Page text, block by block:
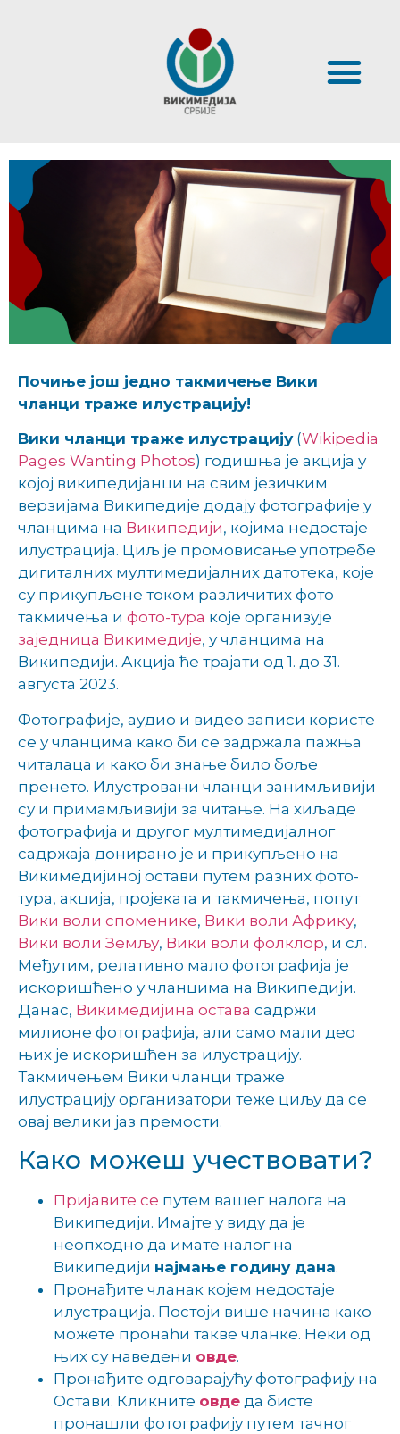
Почиње још једно такмичење Вики
чланци траже илустрацију!
Вики чланци траже илустрацију(Wikipedia
Pages Wanting Photos) годишња је акција у
којој википедијанци на свим језичким
верзијама Википедије додају фотографије у
чланцима на Википедији, којима недостаје
илустрација. Циљ је промовисање употребе
дигиталних мултимедијалних датотека, које
су прикупљене током различитих фото
такмичења и фото-тура које организује
заједница Викимедије, у чланцима на
Википедији. Акција ће трајати од 1. до 31.
августа 2023.
Фотографије, аудио и видео записи користе
се у чланцима како би се задржала пажња
читалаца и како би знање било боље
пренето. Илустровани чланци занимљивији
су и примамљивији за читање. На хиљаде
фотографија и другог мултимедијалног
садржаја донирано је и прикупљено на
Викимедијиној остави путем разних фото-
тура, акција, пројеката и такмичења, попут
Вики воли споменике, Вики воли Африку,
Вики воли Земљу, Вики воли фолклор, и сл.
Међутим, релативно мало фотографија је
искоришћено у чланцима на Википедији.
Данас, Викимедијина остава садржи
милионе фотографија, али само мали део
њих је искоришћен за илустрацију.
Такмичењем Вики чланци траже
илустрацију организатори теже циљу да се
овај велики јаз премости.
Како можеш учествовати?
Пријавите се путем вашег налога на
Википедији. Имајте у виду да је
неопходно да имате налог на
Википедији најмање годину дана.
Пронађите чланак којем недостаје
илустрација. Постоји више начина како
можете пронаћи такве чланке. Неки од
њих су наведени овде.
Пронађите одговарајућу фотографију на
Остави. Кликните овде да бисте
пронашли фотографију путем тачног